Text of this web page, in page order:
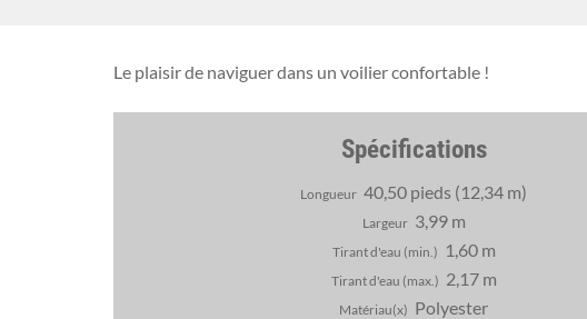
Le plaisir de naviguer dans un voilier confortable !
Spécifications
Longueur 40,50 pieds (12,34 m)
Largeur 3,99 m
Tirant d'eau (min.) 1,60 m
Tirant d'eau (max.) 2,17 m
Matériau(x) Polyester